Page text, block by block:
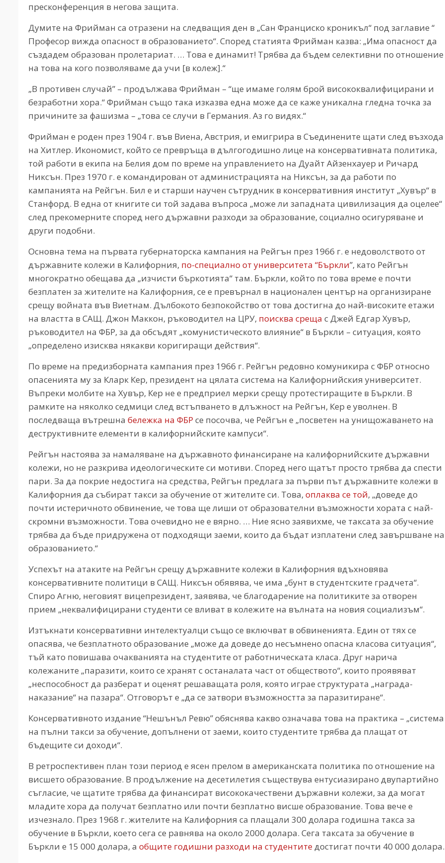
пресконференция в негова защита.
Думите на Фрийман са отразени на следващия ден в „Сан Франциско кроникъл“ под заглавие “
Професор вижда опасност в образованието“. Според статията Фрийман казва: „Има опасност да
създадем образован пролетариат. … Това е динамит! Трябва да бъдем селективни по отношение
на това на кого позволяваме да учи [в колеж].“
„В противен случай” – продължава Фрийман – “ще имаме голям брой висококвалифицирани и
безработни хора.“ Фрийман също така изказва една може да се каже уникална гледна точка за
причините за фашизма – „това се случи в Германия. Аз го видях.“
Фрийман е роден през 1904 г. във Виена, Австрия, и емигрира в Съединените щати след възхода
на Хитлер. Икономист, който се превръща в дългогодишно лице на консервативната политика,
той работи в екипа на Белия дом по време на управлението на Дуайт Айзенхауер и Ричард
Никсън. През 1970 г. е командирован от администрацията на Никсън, за да работи по
кампанията на Рейгън. Бил е и старши научен сътрудник в консервативния институт „Хувър“ в
Станфорд. В една от книгите си той задава въпроса „може ли западната цивилизация да оцелее“
след прекомерните според него държавни разходи за образование, социално осигуряване и
други подобни.
Основна тема на първата губернаторска кампания на Рейгън през 1966 г. е недоволството от
държавните колежи в Калифорния, по-специално от университета “Бъркли”, като Рейгън
многократно обещава да „изчисти бъркотията“ там. Бъркли, който по това време е почти
безплатен за жителите на Калифорния, се е превърнал в национален център на организиране
срещу войната във Виетнам. Дълбокото безпокойство от това достигна до най-високите етажи
на властта в САЩ. Джон Маккон, ръководител на ЦРУ, поисква среща с Джей Едгар Хувър,
ръководител на ФБР, за да обсъдят „комунистическото влияние“ в Бъркли – ситуация, която
„определено изисква някакви коригиращи действия“.
По време на предизборната кампания през 1966 г. Рейгън редовно комуникира с ФБР относно
опасенията му за Кларк Кер, президент на цялата система на Калифорнийския университет.
Въпреки молбите на Хувър, Кер не е предприел мерки срещу протестиращите в Бъркли. В
рамките на няколко седмици след встъпването в длъжност на Рейгън, Кер е уволнен. В
последваща вътрешна бележка на ФБР се посочва, че Рейгън е „посветен на унищожаването на
деструктивните елементи в калифорнийските кампуси“.
Рейгън настоява за намаляване на държавното финансиране на калифорнийските държавни
колежи, но не разкрива идеологическите си мотиви. Според него щатът просто трябва да спести
пари. За да покрие недостига на средства, Рейгън предлага за първи път държавните колежи в
Калифорния да събират такси за обучение от жителите си. Това, оплаква се той, „доведе до
почти истеричното обвинение, че това ще лиши от образователни възможности хората с най-
скромни възможности. Това очевидно не е вярно. … Ние ясно заявихме, че таксата за обучение
трябва да бъде придружена от подходящи заеми, които да бъдат изплатени след завършване на
образованието.“
Успехът на атаките на Рейгън срещу държавните колежи в Калифорния вдъхновява
консервативните политици в САЩ. Никсън обявява, че има „бунт в студентските градчета“.
Спиро Агню, неговият вицепрезидент, заявява, че благодарение на политиките за отворен
прием „неквалифицирани студенти се вливат в колежите на вълната на новия социализъм“.
Изтъкнати консервативни интелектуалци също се включват в обвиненията. Един от тях се
опасява, че безплатното образование „може да доведе до несъмнено опасна класова ситуация“,
тъй като повишава очакванията на студентите от работническата класа. Друг нарича
колежаните „паразити, които се хранят с останалата част от обществото“, които проявяват
„неспособност да разберат и оценят решаващата роля, която играе структурата „награда-
наказание“ на пазара“. Отговорът е „да се затвори възможността за паразитиране“.
Консервативното издание “Нешънъл Ревю” обяснява какво означава това на практика – „система
на пълни такси за обучение, допълнени от заеми, които студентите трябва да плащат от
бъдещите си доходи“.
В ретроспективен план този период е ясен прелом в американската политика по отношение на
висшето образование. В продължение на десетилетия съществува ентусиазирано двупартийно
съгласие, че щатите трябва да финансират висококачествени държавни колежи, за да могат
младите хора да получат безплатно или почти безплатно висше образование. Това вече е
изчезнало. През 1968 г. жителите на Калифорния са плащали 300 долара годишна такса за
обучение в Бъркли, което сега се равнява на около 2000 долара. Сега таксата за обучение в
Бъркли е 15 000 долара, а общите годишни разходи на студентитедостигат почти 40 000 долара.